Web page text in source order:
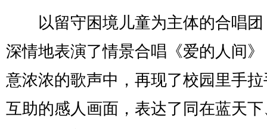
以留守困境儿童为主体的合唱团
深情地表演了情景合唱《爱的人间
意浓浓的歌声中，再现了校园里手
互助的感人画面，表达了同在蓝天